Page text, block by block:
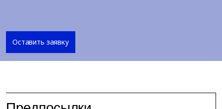
Оставить заявку